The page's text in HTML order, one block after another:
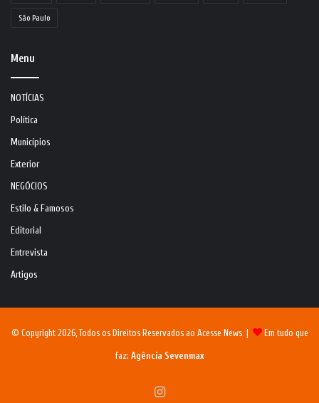
São Paulo
Menu
NOTÍCIAS
Política
Municípios
Exterior
NEGÓCIOS
Estilo & Famosos
Editorial
Entrevista
Artigos
© Copyright 2026, Todos os Direitos Reservados ao Acesse News | Em tudo que
faz: Agência Sevenmax
Instagram